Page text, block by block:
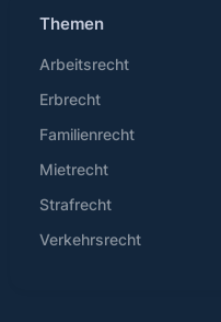
Themen
Arbeitsrecht
Erbrecht
Familienrecht
Mietrecht
Strafrecht
Verkehrsrecht